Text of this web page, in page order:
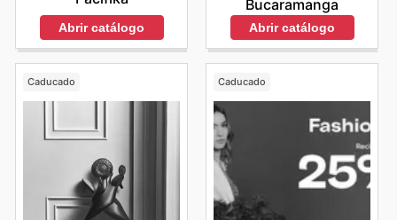
Abrir catálogo
Bucaramanga
Abrir catálogo
Caducado Caducado